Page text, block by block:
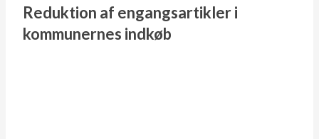
Reduktion af engangsartikler i
kommunernes indkøb